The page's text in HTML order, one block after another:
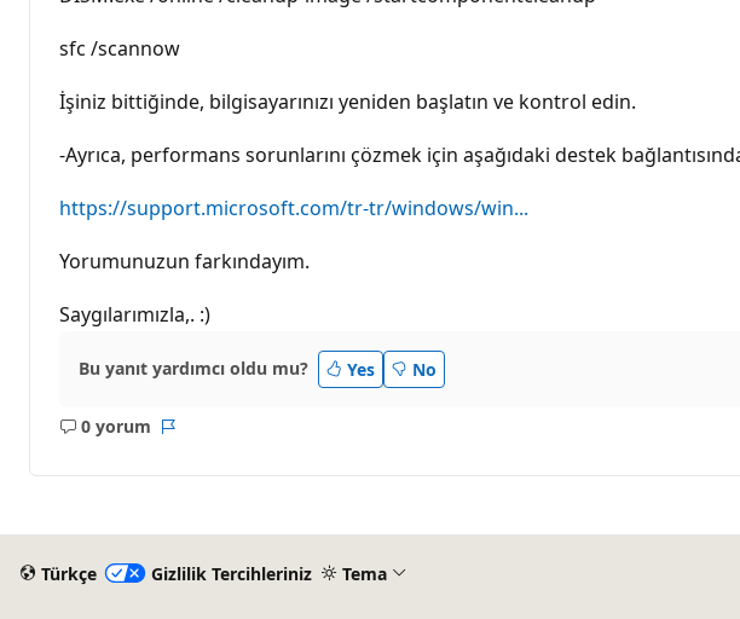
sfc /scannow
İşiniz bittiğinde, bilgisayarınızı yeniden başlatın ve kontrol edin.
-Ayrıca, performans sorunlarını çözmek için aşağıdaki destek
https://support.microsoft.com/tr-tr/windows/win...
Yorumunuzun farkındayım.
Saygılarımızla,. :)
Bu yanıt yardımcı oldu mu? Yes No
0 yorum
Açıklama
Türkçe Gizlilik Tercihleriniz Tema